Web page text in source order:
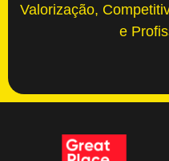
Valorização,
e